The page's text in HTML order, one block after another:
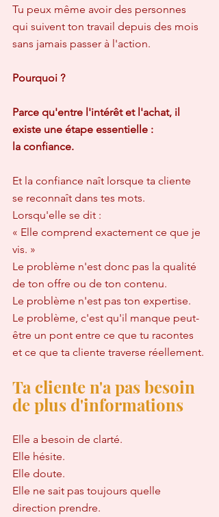
Tu peux même avoir des personnes
qui suivent ton travail depuis des mois
sans jamais passer à l'action.
Pourquoi ?
Parce qu'entre l'intérêt et l'achat, il
existe une étape essentielle :
la confiance.
Et la confiance naît lorsque ta cliente
se reconnaît dans tes mots.
Lorsqu'elle se dit :
« Elle comprend exactement ce que je
vis. »
Le problème n'est donc pas la qualité
de ton offre ou de ton contenu.
Le problème n'est pas ton expertise.
Le problème, c'est qu'il manque peut-
être un pont entre ce que tu racontes
et ce que ta cliente traverse réellement.
Ta cliente n'a pas besoin
de plus d'informations
Elle a besoin de clarté.
Elle hésite.
Elle doute.
Elle ne sait pas toujours quelle
direction prendre.